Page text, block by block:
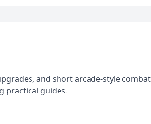
and short arcade-style combat
practical guides.